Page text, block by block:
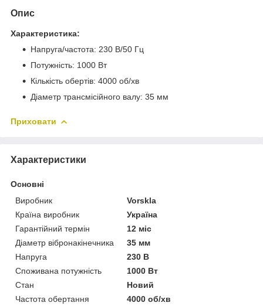
Опис
Характеристика:
Напруга/частота: 230 В/50 Гц
Потужність: 1000 Вт
Кількість обертів: 4000 об/хв
Діаметр трансмісійного валу: 35 мм
Приховати
Характеристики
Основні
Виробник
Vorskla
Країна виробник
Україна
Гарантійний термін
12 міс
Діаметр вібронакінечника
35 мм
Напруга
230 В
Споживана потужність
1000 Вт
Стан
Новий
Частота обертання
4000 об/хв